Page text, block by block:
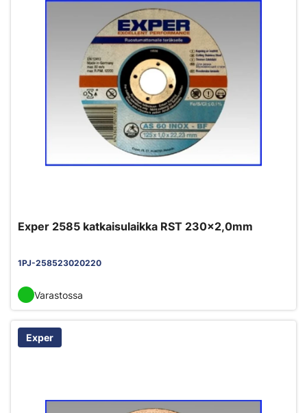
Exper 2585 katkaisulaikka RST 230x2,0mm
1PJ-258523020220
Varastossa
Exper